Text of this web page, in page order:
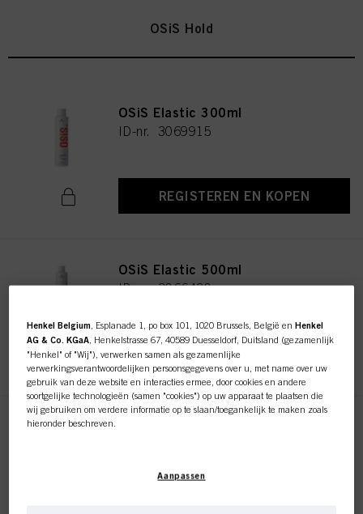
OSiS Hold
OSiS Elastic 300ml
ID-nr. 3069915
REGISTEREN EN KOPEN
OSiS Elastic 500ml
ID-nr. 3066430
REGISTEREN EN KOPEN
Henkel Belgium , Esplanade 1, po box 101, 1020 Brussels, België enHenkel
AG & Co. KGaA , Henkelstrasse 67, 40589 Duesseldorf, Duitsland (gezamenlijk
"Henkel" of "Wij"), verwerken samen als gezamenlijke
verwerkingsverantwoordelijken persoonsgegevens over u, met name over uw
gebruik van deze website en interacties ermee, door cookies en andere
soortgelijke technologieën (samen "cookies") op uw apparaat te plaatsen die
wij gebruiken om verdere informatie op te slaan/toegankelijk te maken zoals
hieronder beschreven.
aangegeven in onze Gegevensbeschermingsverklaring waarnaar een link in
Aanpassen